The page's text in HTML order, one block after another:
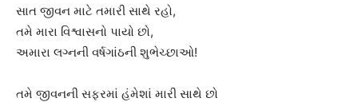
સાત જીવન માટે તમારી સાથે રહો,
તમે મારા વિશ્વાસનો પાયો છો,
અમારા લગ્નની વર્ષગાંઠની શુભેચ્છાઓ!
તમે જીવનની સફરમાં હંમેશાં મારી સાથે છો